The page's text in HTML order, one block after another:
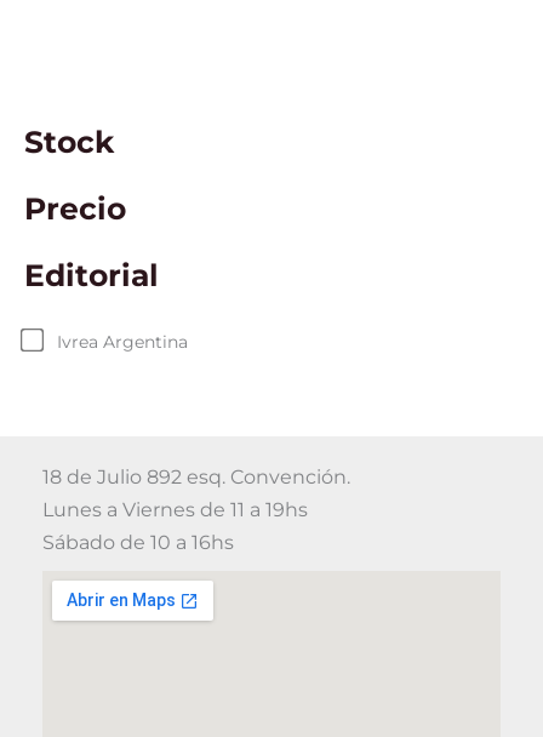
Stock
Precio
Editorial
Ivrea Argentina
18 de Julio 892 esq. Convención.
Lunes a Viernes de 11 a 19hs
Sábado de 10 a 16hs